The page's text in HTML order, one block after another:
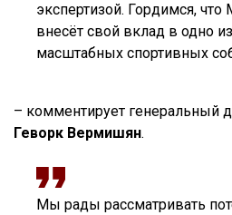
экспертизой. Гордимся,
внесёт свой вклад в одно
масштабных спортивных
– комментирует генеральный
Геворк Вермишян.
Мы рады рассматривать